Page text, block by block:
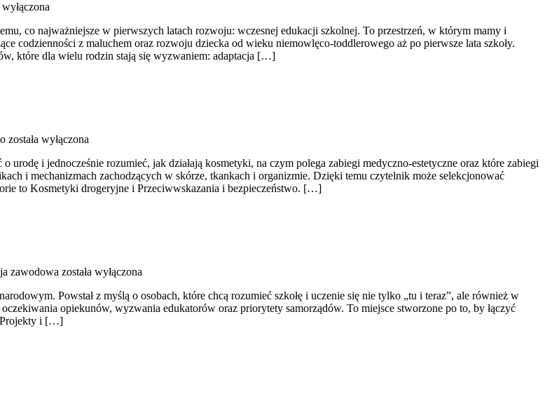
wyłączona
co najważniejsze w pierwszych latach rozwoju: wczesnej edukacji szkolnej. To przestrzeń, w którym mamy i
codzienności z maluchem oraz rozwoju dziecka od wieku niemowlęco-toddlerowego aż po pierwsze lata szkoły.
które dla wielu rodzin stają się wyzwaniem: adaptacja […]
została wyłączona
i jednocześnie rozumieć, jak działają kosmetyki, na czym polega zabiegi medyczno-estetyczne oraz które zabiegi
i mechanizmach zachodzących w skórze, tkankach i organizmie. Dzięki temu czytelnik może selekcjonować
to Kosmetyki drogeryjne i Przeciwwskazania i bezpieczeństwo. […]
zawodowa została wyłączona
Powstał z myślą o osobach, które chcą rozumieć szkołę i uczenie się nie tylko „tu i teraz”, ale również w
opiekunów, wyzwania edukatorów oraz priorytety samorządów. To miejsce stworzone po to, by łączyć
Projekty i […]